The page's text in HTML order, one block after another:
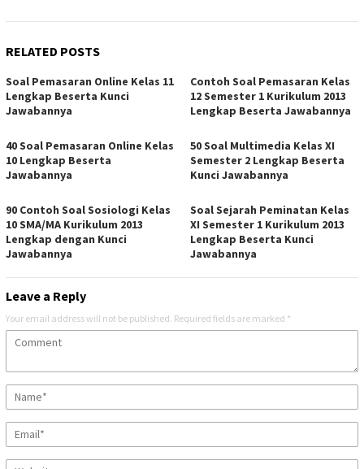
RELATED POSTS
Soal Pemasaran Online Kelas 11
Lengkap Beserta Kunci
Jawabannya
Contoh Soal Pemasaran Kelas
12 Semester 1 Kurikulum 2013
Lengkap Beserta Jawabannya
40 Soal Pemasaran Online Kelas
10 Lengkap Beserta
Jawabannya
50 Soal Multimedia Kelas XI
Semester 2 Lengkap Beserta
Kunci Jawabannya
90 Contoh Soal Sosiologi Kelas
10 SMA/MA Kurikulum 2013
Lengkap dengan Kunci
Jawabannya
Soal Sejarah Peminatan Kelas
XI Semester 1 Kurikulum 2013
Lengkap Beserta Kunci
Jawabannya
Leave a Reply
Your email address will not be published. Required fields are marked *